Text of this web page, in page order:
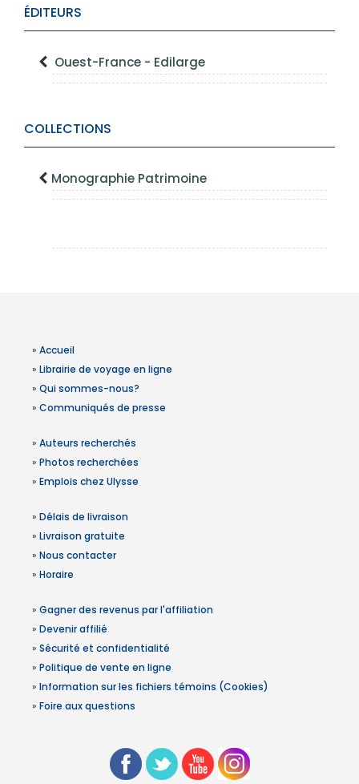
ÉDITEURS
Ouest-France - Edilarge
COLLECTIONS
Monographie Patrimoine
» Accueil
» Librairie de voyage en ligne
» Qui sommes-nous?
» Communiqués de presse
» Auteurs recherchés
» Photos recherchées
» Emplois chez Ulysse
» Délais de livraison
» Livraison gratuite
» Nous contacter
» Horaire
» Gagner des revenus par l'affiliation
» Devenir affilié
» Sécurité et confidentialité
» Politique de vente en ligne
» Information sur les fichiers témoins (Cookies)
» Foire aux questions